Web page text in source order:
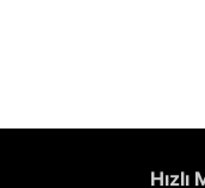
Hızlı